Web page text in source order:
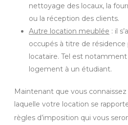
nettoyage des locaux, la
ou la réception des clients.
Autre location meublée : il
occupés à titre de résidence
locataire. Tel est
logement à un étudiant.
Maintenant que vous
laquelle votre location se
règles d’imposition qui vous